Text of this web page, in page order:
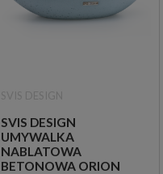
SVIS DESIGN
UMYWALKA
NABLATOWA
BETONOWA ORION